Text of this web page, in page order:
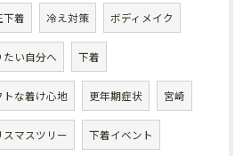
下着 冷え対策 ボディメイク
たい自分へ 下着
トな着け心地 更年期症状 宮崎
スマスツリー 下着イベント